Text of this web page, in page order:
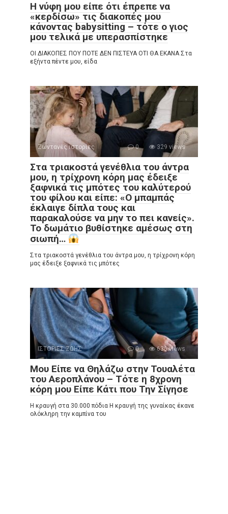
Η νύφη μου είπε ότι έπρεπε να
«κερδίσω» τις διακοπές μου
κάνοντας babysitting – τότε ο γιος
μου τελικά με υπερασπίστηκε
ΟΙ ΔΙΑΚΟΠΕΣ ΠΟΥ ΠΟΤΕ ΔΕΝ ΠΙΣΤΕΥΑ ΟΤΙ ΘΑ ΕΚΑΝΑ Στα
εξήντα πέντε μου, είδα
Ζωντανές ιστορίες 0 329 views
Στα τριακοστά γενέθλια του άντρα
μου, η τρίχρονη κόρη μας έδειξε
ξαφνικά τις μπότες του καλύτερού
του φίλου και είπε: «Ο μπαμπάς
έκλαιγε δίπλα τους και
παρακαλούσε να μην το πει κανείς».
Το δωμάτιο βυθίστηκε αμέσως στη
σιωπή…
Στα τριακοστά γενέθλια του άντρα μου, η τρίχρονη κόρη
μας έδειξε ξαφνικά τις μπότες
ΙΣΤΟΡΙΕΣ ΖΩΗΣ 0 636 views
Μου Είπε να Θηλάζω στην Τουαλέτα
του Αεροπλάνου – Τότε η 8χρονη
κόρη μου Είπε Κάτι που Την Σίγησε
Η κραυγή στα 30.000 πόδια Η κραυγή της γυναίκας έκανε
ολόκληρη την καμπίνα του